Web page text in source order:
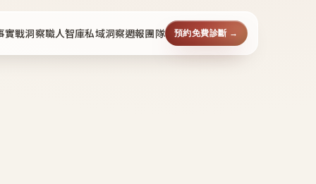
實戰洞察職人智庫私域洞察週報團隊 預約免費診斷 →